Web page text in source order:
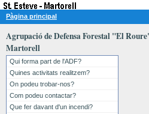
Pàgina principal
Agrupació de Defensa Forestal "El
Martorell
Qui forma part de l'ADF?
Quines activitats realitzem?
On podeu trobar-nos?
Com podeu contactar?
Que fer davant d'un incendi?